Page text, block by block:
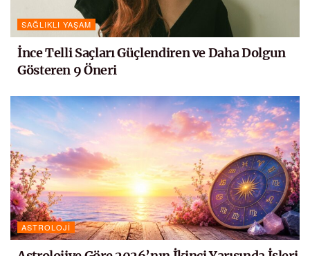
SAĞLIKLI YAŞAM
İnce Telli Saçları Güçlendiren ve Daha Dolgun
Gösteren 9 Öneri
ASTROLOJI